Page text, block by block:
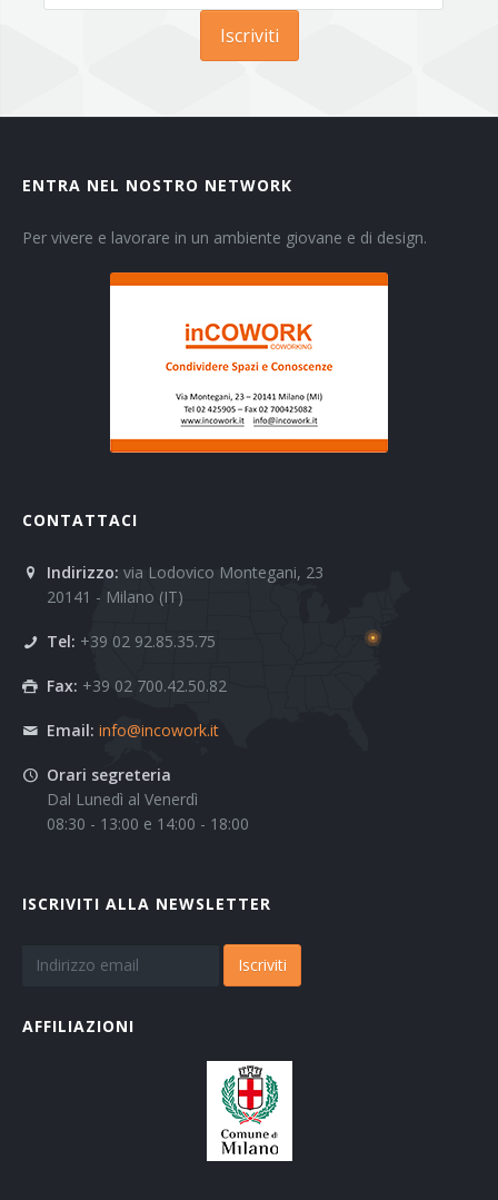
Iscriviti
ENTRA NEL NOSTRO NETWORK
Per vivere e lavorare in un ambiente giovane e di design.
CONTATTACI
Indirizzo: via Lodovico Montegani, 23
20141 - Milano (IT)
Tel: +39 02 92.85.35.75
Fax: +39 02 700.42.50.82
Email: info@incowork.it
Orari segreteria
Dal Lunedì al Venerdì
08:30 - 13:00 e 14:00 - 18:00
ISCRIVITI ALLA NEWSLETTER
Iscriviti
AFFILIAZIONI